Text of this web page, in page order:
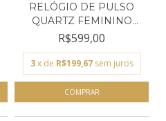
RELÓGIO DE PULSO
QUARTZ FEMININO
ORIENT...
R$599,00
3 x de R$199,67 sem juros